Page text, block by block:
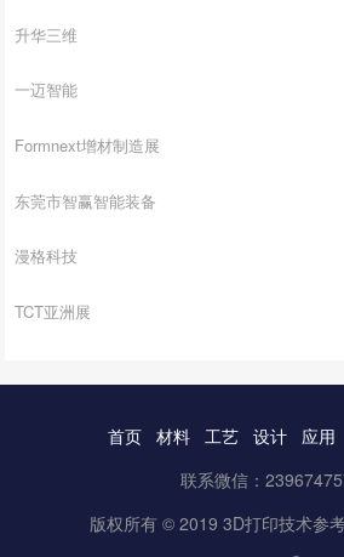
升华三维
一迈智能
Formnext增材制造展
东莞市智赢智能装备
漫格科技
TCT亚洲展
首页 材料 工艺 设计 应用
联系微信：
版权所有 © 2019 3D打印技术参